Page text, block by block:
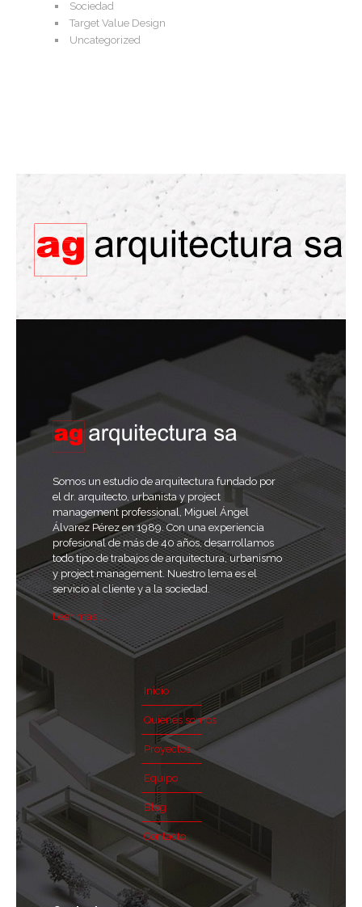
Sociedad
Target Value Design
Uncategorized
Somos un estudio de arquitectura fundado por
el dr. arquitecto, urbanista y project
management professional, Miguel Ángel
Álvarez Pérez en 1989. Con una experiencia
profesional de más de 40 años, desarrollamos
todo tipo de trabajos de arquitectura, urbanismo
y project management. Nuestro lema es el
servicio al cliente y a la sociedad.
Leer mas ...
Inicio
Quienes somos
Proyectos
Equipo
Blog
Contacto